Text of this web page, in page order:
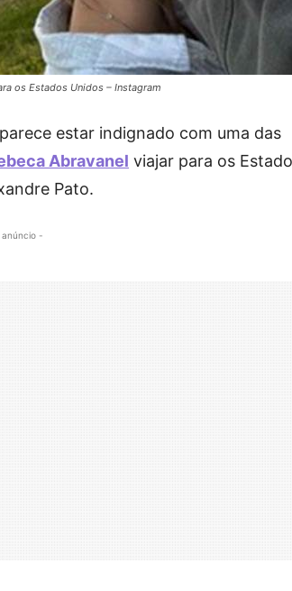
os Estados Unidos – Instagram
estar indignado com uma das
Abravanel viajar para os
Pato.
-